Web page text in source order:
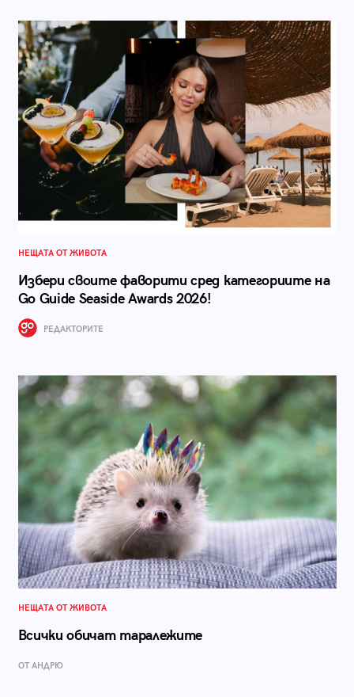
НЕЩАТА ОТ ЖИВОТА
Избери своите фаворити сред категориите на
Go Guide Seaside Awards 2026!
РЕДАКТОРИТЕ
НЕЩАТА ОТ ЖИВОТА
Всички обичат таралежите
ОТ АНДРЮ